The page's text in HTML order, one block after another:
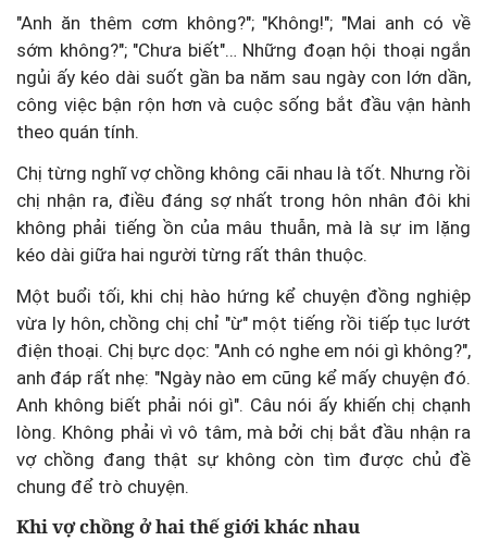
"Anh ăn thêm cơm không?"; "Không!"; "Mai anh có về
sớm không?"; "Chưa biết"… Những đoạn hội thoại ngắn
ngủi ấy kéo dài suốt gần ba năm sau ngày con lớn dần,
công việc bận rộn hơn và cuộc sống bắt đầu vận hành
theo quán tính.
Chị từng nghĩ vợ chồng không cãi nhau là tốt. Nhưng rồi
chị nhận ra, điều đáng sợ nhất trong hôn nhân đôi khi
không phải tiếng ồn của mâu thuẫn, mà là sự im lặng
kéo dài giữa hai người từng rất thân thuộc.
Một buổi tối, khi chị hào hứng kể chuyện đồng nghiệp
vừa ly hôn, chồng chị chỉ "ừ" một tiếng rồi tiếp tục lướt
điện thoại. Chị bực dọc: "Anh có nghe em nói gì không?",
anh đáp rất nhẹ: "Ngày nào em cũng kể mấy chuyện đó.
Anh không biết phải nói gì". Câu nói ấy khiến chị chạnh
lòng. Không phải vì vô tâm, mà bởi chị bắt đầu nhận ra
vợ chồng đang thật sự không còn tìm được chủ đề
chung để trò chuyện.
Khi vợ chồng ở hai thế giới khác nhau